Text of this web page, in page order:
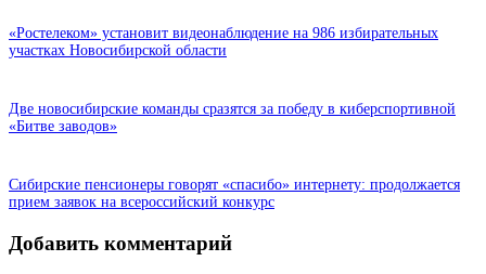
«Ростелеком» установит видеонаблюдение на 986 избирательных
участках Новосибирской области
Две новосибирские команды сразятся за победу в киберспортивной
«Битве заводов»
Сибирские пенсионеры говорят «спасибо» интернету: продолжается
прием заявок на всероссийский конкурс
Добавить комментарий